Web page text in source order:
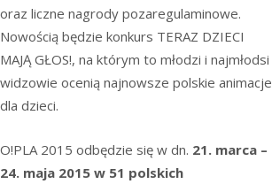
oraz liczne nagrody pozaregulaminowe.
Nowością będzie konkurs TERAZ DZIECI
MAJĄ GŁOS!, na którym to młodzi i najmłodsi
widzowie ocenią najnowsze polskie animacje
dla dzieci.
O!PLA 2015 odbędzie się w dn. 21. marca –
24. maja 2015 w 51 polskich